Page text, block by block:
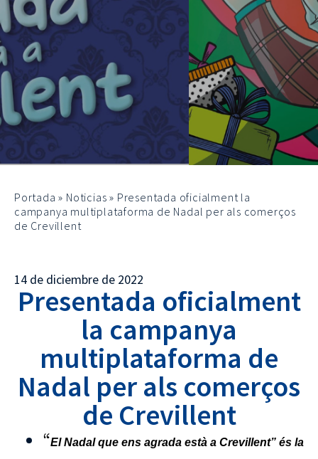
Portada » Noticias » Presentada oficialment la
campanya multiplataforma de Nadal per als comerços
de Crevillent
14 de diciembre de 2022
Presentada oficialment
la campanya
multiplataforma de
Nadal per als comerços
de Crevillent
“El Nadal que ens agrada està a Crevillent” és la